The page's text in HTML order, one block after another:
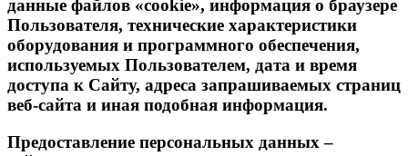
данные файлов «cookie», информация о браузере
Пользователя, технические характеристики
оборудования и программного обеспечения,
используемых Пользователем, дата и время
доступа к Сайту, адреса запрашиваемых страниц
веб-сайта и иная подобная информация.
Предоставление персональных данных –